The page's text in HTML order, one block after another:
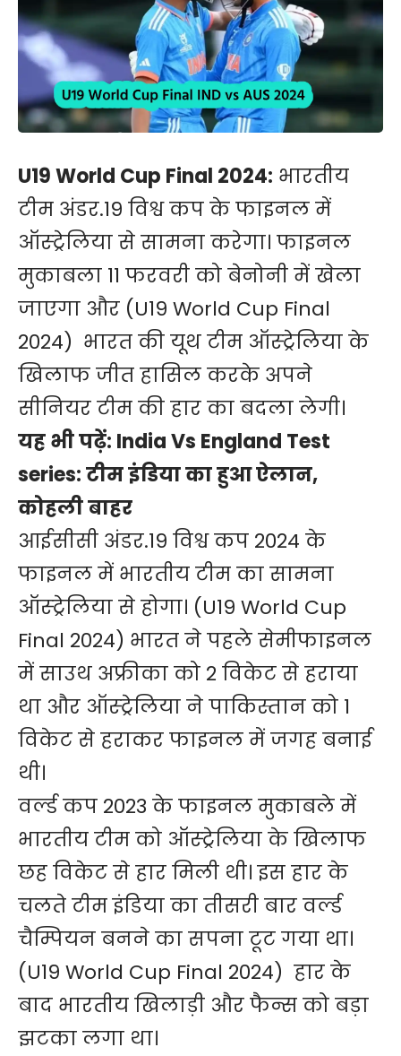
U19 World Cup Final 2024: भारतीय
टीम अंडर.19 विश्व कप के फाइनल में
ऑस्ट्रेलिया से सामना करेगा। फाइनल
मुकाबला 11 फरवरी को बेनोनी में खेला
जाएगा और (U19 World Cup Final
2024) भारत की यूथ टीम ऑस्ट्रेलिया के
खिलाफ जीत हासिल करके अपने
सीनियर टीम की हार का बदला लेगी।
यह भी पढ़ें: India Vs England Test
series: टीम इंडिया का हुआ ऐलान,
कोहली बाहर
आईसीसी अंडर.19 विश्व कप 2024 के
फाइनल में भारतीय टीम का सामना
ऑस्ट्रेलिया से होगा। (U19 World Cup
Final 2024) भारत ने पहले सेमीफाइनल
में साउथ अफ्रीका को 2 विकेट से हराया
था और ऑस्ट्रेलिया ने पाकिस्तान को 1
विकेट से हराकर फाइनल में जगह बनाई
थी।
वर्ल्ड कप 2023 के फाइनल मुकाबले में
भारतीय टीम को ऑस्ट्रेलिया के खिलाफ
छह विकेट से हार मिली थी। इस हार के
चलते टीम इंडिया का तीसरी बार वर्ल्ड
चैम्पियन बनने का सपना टूट गया था।
(U19 World Cup Final 2024) हार के
बाद भारतीय खिलाड़ी और फैन्स को बड़ा
झटका लगा था।